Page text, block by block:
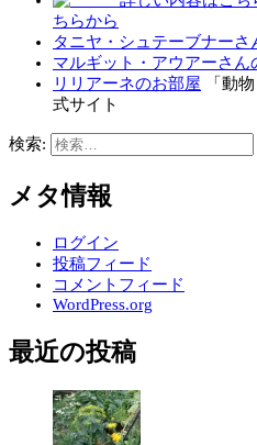
ちらから
タニヤ・シュテーブナーさ
マルギット・アウアーさん
リリアーネのお部屋 「動
式サイト
検索:
メタ情報
ログイン
投稿フィード
コメントフィード
WordPress.org
最近の投稿